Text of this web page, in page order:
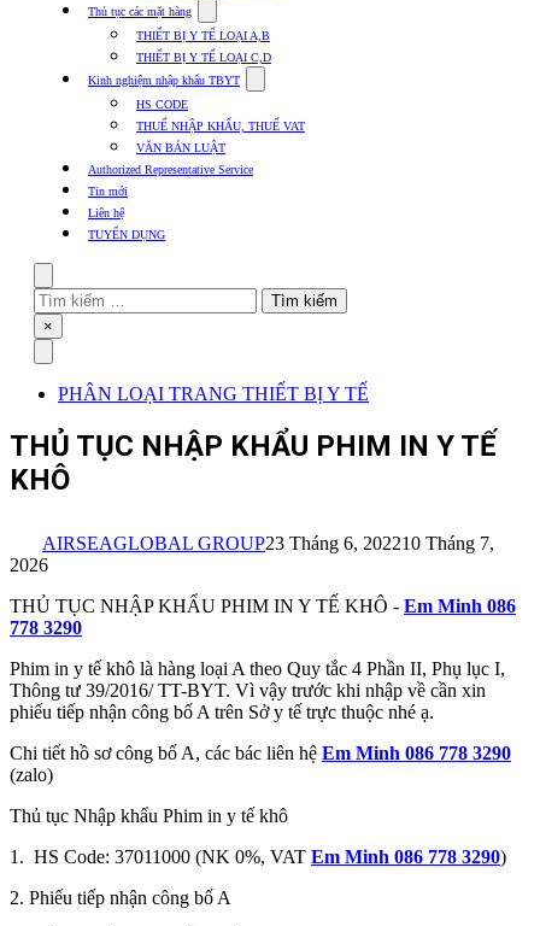
Thủ tục các mặt hàng
submenu
for
Thủ
tục
mặt
hàng
THIẾT BỊ Y TẾ LOẠI A,B
THIẾT BỊ Y TẾ LOẠI C,D
Kinh nghiệm nhập khẩu TBYT
submenu
Kinh
HS CODE
THUẾ NHẬP KHẨU, THUẾ VAT
VĂN BẢN LUẬT
Authorized Representative Service
Tin mới
Liên hệ
TUYỂN DỤNG
Tìm
kiếm
cho:
Close
×
PHÂN LOẠI TRANG THIẾT BỊ Y TẾ
THỦ TỤC NHẬP KHẨU PHIM IN Y TẾ
KHÔ
AIRSEAGLOBAL GROUP23 Tháng 6, 202210 Tháng 7,
2026
THỦ TỤC NHẬP KHẨU PHIM IN Y TẾ KHÔ - Em Minh 086
778 3290
Phim in y tế khô là hàng loại A theo Quy tắc 4 Phần II, Phụ lục I,
Thông tư 39/2016/ TT-BYT. Vì vậy trước khi nhập về cần xin
phiếu tiếp nhận công bố A trên Sở y tế trực thuộc nhé ạ.
Chi tiết hồ sơ công bố A, các bác liên hệ Em Minh 086 778 3290
(zalo)
Thủ tục Nhập khẩu Phim in y tế khô
1. HS Code: 37011000 (NK 0%, VAT Em Minh 086 778 3290)
2. Phiếu tiếp nhận công bố A